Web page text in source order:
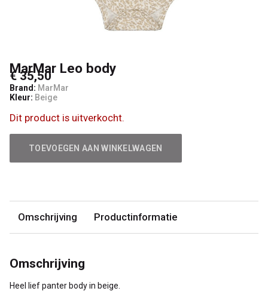
MarMar Leo body
€ 35,50
Brand: MarMar
Kleur: Beige
Dit product is uitverkocht.
TOEVOEGEN AAN WINKELWAGEN
Omschrijving Productinformatie
Omschrijving
Heel lief panter body in beige.